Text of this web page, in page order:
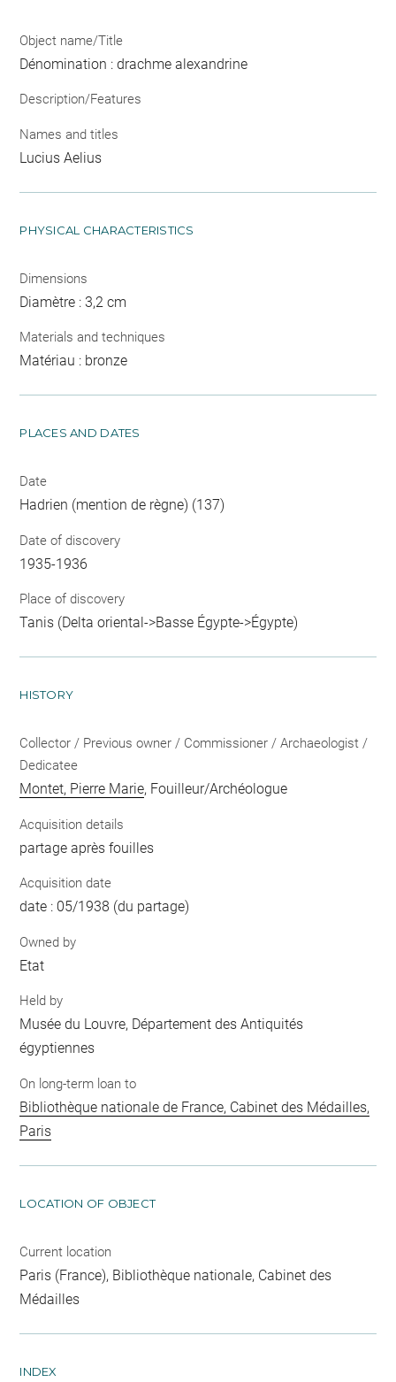
Object name/Title
Dénomination : drachme alexandrine
Description/Features
Names and titles
Lucius Aelius
PHYSICAL CHARACTERISTICS
Dimensions
Diamètre : 3,2 cm
Materials and techniques
Matériau : bronze
PLACES AND DATES
Date
Hadrien (mention de règne) (137)
Date of discovery
1935-1936
Place of discovery
Tanis (Delta oriental->Basse Égypte->Égypte)
HISTORY
Collector / Previous owner / Commissioner / Archaeologist /
Dedicatee
Montet, Pierre Marie, Fouilleur/Archéologue
Acquisition details
partage après fouilles
Acquisition date
date : 05/1938 (du partage)
Owned by
Etat
Held by
Musée du Louvre, Département des Antiquités
égyptiennes
On long-term loan to
Bibliothèque nationale de France, Cabinet des Médailles,
Paris
LOCATION OF OBJECT
Current location
Paris (France), Bibliothèque nationale, Cabinet des
Médailles
INDEX